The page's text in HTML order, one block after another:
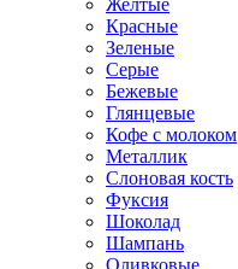
Желтые
Красные
Зеленые
Серые
Бежевые
Глянцевые
Кофе с молоком
Металлик
Слоновая кость
Фуксия
Шоколад
Шампань
Оливковые